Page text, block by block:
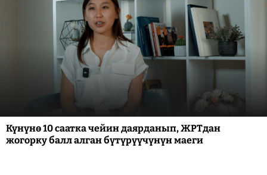
Күнүнө 10 саатка чейин даярданып, ЖРТдан
жогорку балл алган бүтүрүүчүнүн маеги